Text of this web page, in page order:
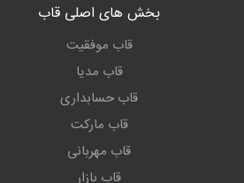
بخش های اصلی قاب
قاب موفقیت
قاب مدیا
قاب حسابداری
قاب مارکت
قاب مهربانی
قاب بازار